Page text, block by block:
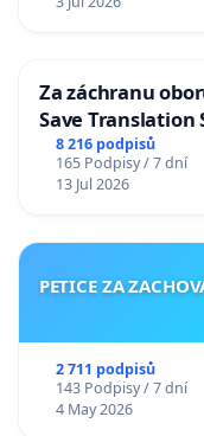
Za záchranu
Save Translation
Charles University
8 216 podpisů
165 Podpisy / 7 dní
13 Jul 2026
PETICE ZA
2 711 podpisů
143 Podpisy / 7 dní
4 May 2026